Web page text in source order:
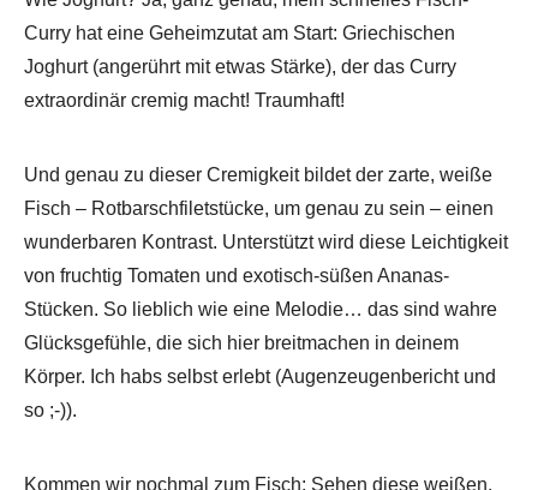
Curry hat eine Geheimzutat am Start: Griechischen
Joghurt (angerührt mit etwas Stärke), der das Curry
extraordinär cremig macht! Traumhaft!
Und genau zu dieser Cremigkeit bildet der zarte, weiße
Fisch – Rotbarschfiletstücke, um genau zu sein – einen
wunderbaren Kontrast. Unterstützt wird diese Leichtigkeit
von fruchtig Tomaten und exotisch-süßen Ananas-
Stücken. So lieblich wie eine Melodie… das sind wahre
Glücksgefühle, die sich hier breitmachen in deinem
Körper. Ich habs selbst erlebt (Augenzeugenbericht und
so ;-)).
Kommen wir nochmal zum Fisch: Sehen diese weißen,